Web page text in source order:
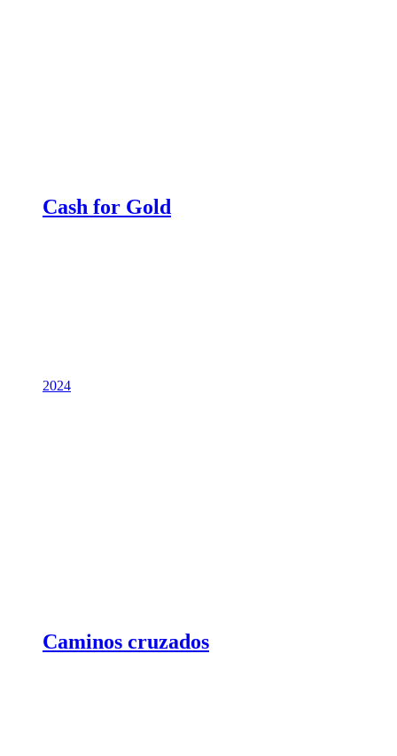
Cash for Gold
2024
Caminos cruzados